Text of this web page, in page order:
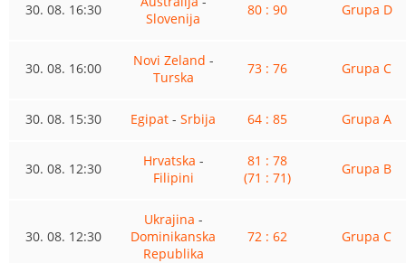
30. 08. 16:30
Slovenija
80 : 90 Grupa D
30. 08. 16:00 Novi Zeland -
Turska
73 : 76 Grupa C
30. 08. 15:30 Egipat - Srbija 64 : 85 Grupa A
30. 08. 12:30 Hrvatska -
Filipini
81 : 78
(71 : 71)
Grupa B
30. 08. 12:30
Ukrajina -
Dominikanska
Republika
72 : 62 Grupa C